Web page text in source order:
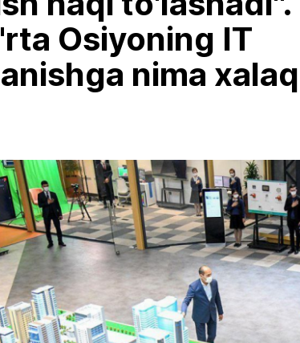
Osiyoning IT
nima